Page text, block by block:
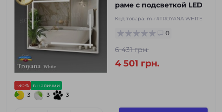
-30% в наличии
3 3 3
раме с подсветкой LED
Код товара: m-r#TROYANA WHITE
0
6 431 грн.
4 501 грн.